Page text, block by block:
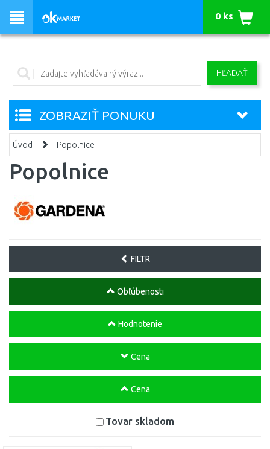
HĽADAŤ
0 ks
ZOBRAZIŤ PONUKU
Úvod Popolnice
Popolnice
FILTR
Obľúbenosti
Hodnotenie
Cena
Cena
Tovar skladom